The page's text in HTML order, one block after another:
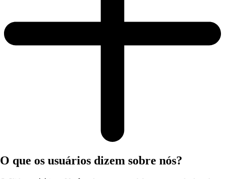
O que os usuários dizem sobre nós?